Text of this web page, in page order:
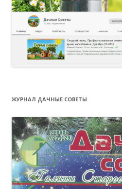
ЖУРНАЛ ДАЧНЫЕ СОВЕТЫ